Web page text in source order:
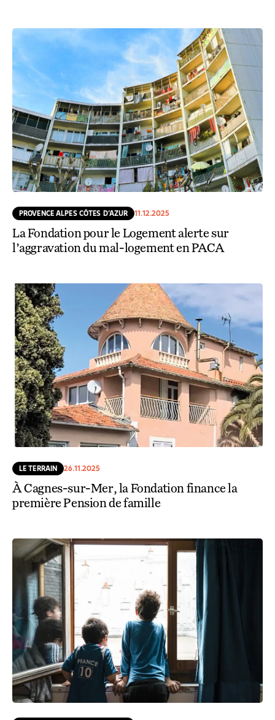
PROVENCE ALPES CÔTES D’AZUR 11.12.2025
La Fondation pour le Logement alerte sur
l’aggravation du mal-logement en PACA
LE TERRAIN 26.11.2025
À Cagnes-sur-Mer, la Fondation finance la
première Pension de famille